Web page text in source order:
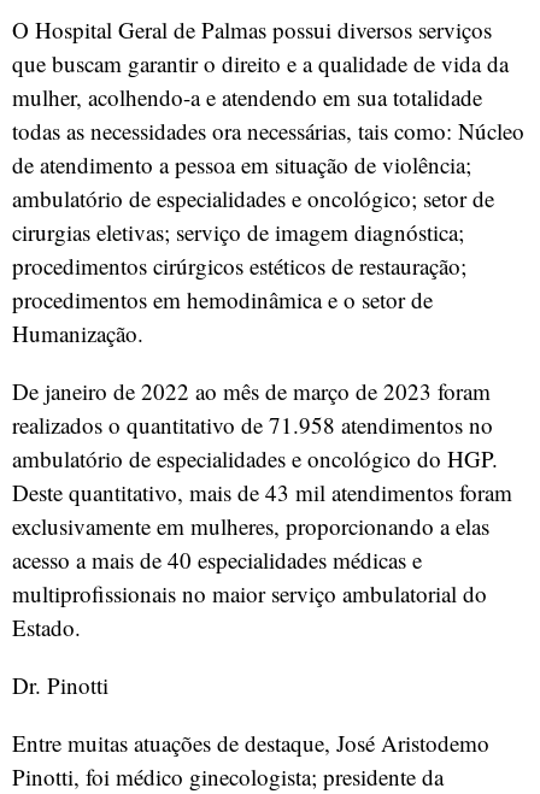
O Hospital Geral de Palmas possui diversos serviços
que buscam garantir o direito e a qualidade de vida da
mulher, acolhendo-a e atendendo em sua totalidade
todas as necessidades ora necessárias, tais como: Núcleo
de atendimento a pessoa em situação de violência;
ambulatório de especialidades e oncológico; setor de
cirurgias eletivas; serviço de imagem diagnóstica;
procedimentos cirúrgicos estéticos de restauração;
procedimentos em hemodinâmica e o setor de
Humanização.
De janeiro de 2022 ao mês de março de 2023 foram
realizados o quantitativo de 71.958 atendimentos no
ambulatório de especialidades e oncológico do HGP.
Deste quantitativo, mais de 43 mil atendimentos foram
exclusivamente em mulheres, proporcionando a elas
acesso a mais de 40 especialidades médicas e
multiprofissionais no maior serviço ambulatorial do
Estado.
Dr. Pinotti
Entre muitas atuações de destaque, José Aristodemo
Pinotti, foi médico ginecologista; presidente da